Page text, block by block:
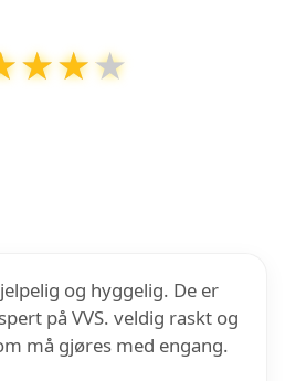
og hyggelig. De er
på VVS. veldig raskt og
må gjøres med engang.